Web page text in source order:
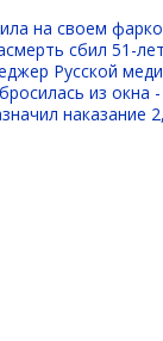
на своем
сбил 51-
Русской
из окна
наказание